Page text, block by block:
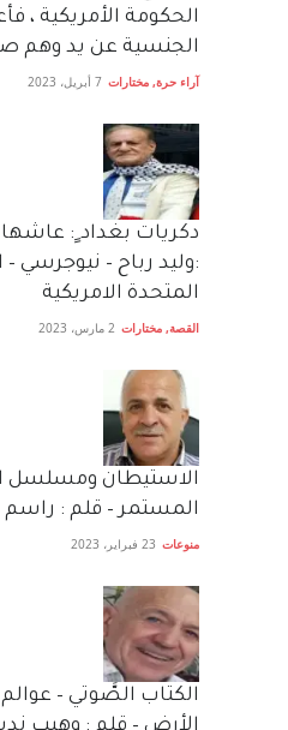
الحكومة الأمريكية ،
الجنسية عن يد وهم
آراء حرة, مختارات 7 أبريل، 2023
دكريات بغداد ٍ: عاشها
:وليد رباح – نيوجرسي –
المتحدة الامريكية
القصة, مختارات 2 مارس، 2023
الاستيطان ومسلسل
المستمر – قلم : راسم
منوعات 23 فبراير، 2023
الكتاب الصَّوتي –